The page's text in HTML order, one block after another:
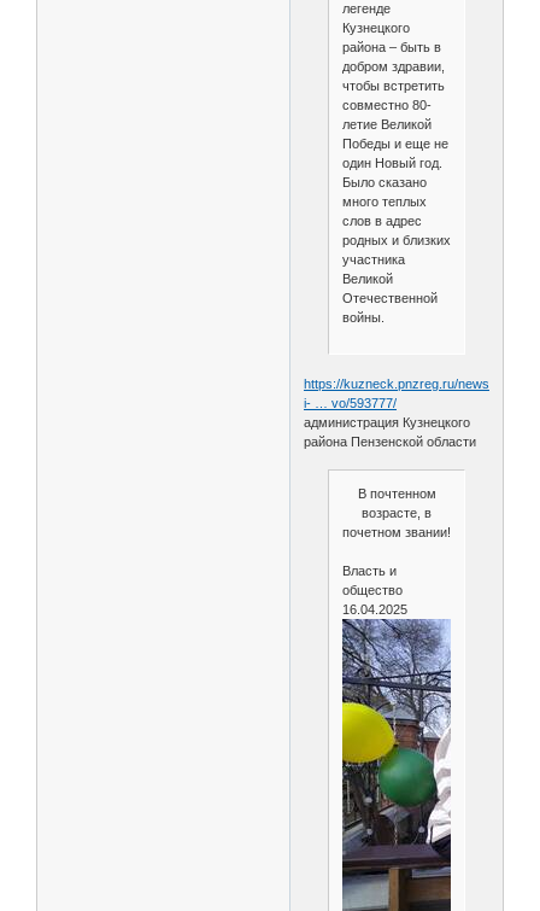
легенде
Кузнецкого
района – быть в
добром здравии,
чтобы встретить
совместно 80-
летие Великой
Победы и еще не
один Новый год.
Было сказано
много теплых
слов в адрес
родных и близких
участника
Великой
Отечественной
войны.
https://kuzneck.pnzreg.ru/news/vlast-
i- … vo/593777/
администрация Кузнецкого
района Пензенской области
В почтенном
возрасте, в
почетном звании!
Власть и
общество
16.04.2025